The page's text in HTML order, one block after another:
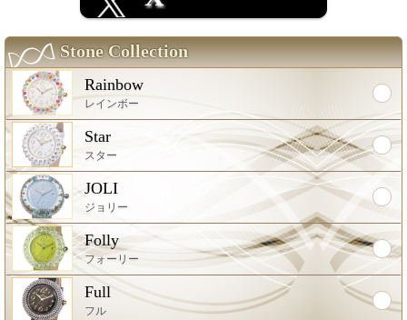
Stone Collection
Rainbow
レインボー
Star
スター
JOLI
ジョリー
Folly
フォーリー
Full
フル